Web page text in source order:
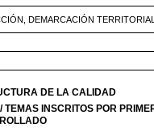
DEMARCACIÓN TERRITORIAL
DE LA CALIDAD
/ TEMAS INSCRITOS POR